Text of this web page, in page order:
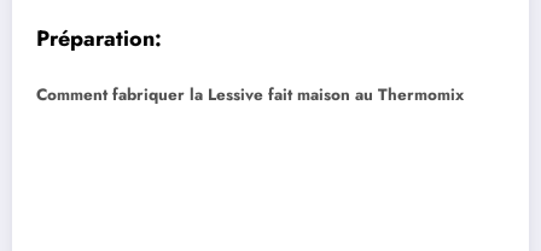
Préparation:
Comment fabriquer la Lessive fait maison au Thermomix